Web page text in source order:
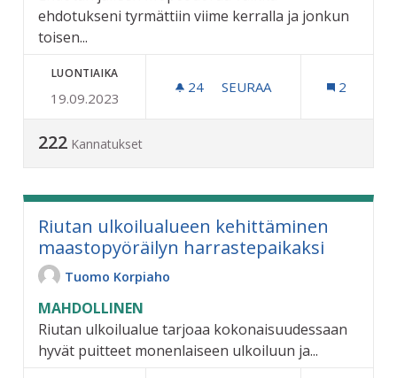
ehdotukseni tyrmättiin viime kerralla ja jonkun
toisen...
LUONTIAIKA
19.09.2023
24 24 SEURAAJAA
SEURAA 2
222 Kannatukset
Riutan ulkoilualueen kehittäminen
maastopyöräilyn harrastepaikaksi
Tuomo Korpiaho
MAHDOLLINEN
Riutan ulkoilualue tarjoaa kokonaisuudessaan
hyvät puitteet monenlaiseen ulkoiluun ja...